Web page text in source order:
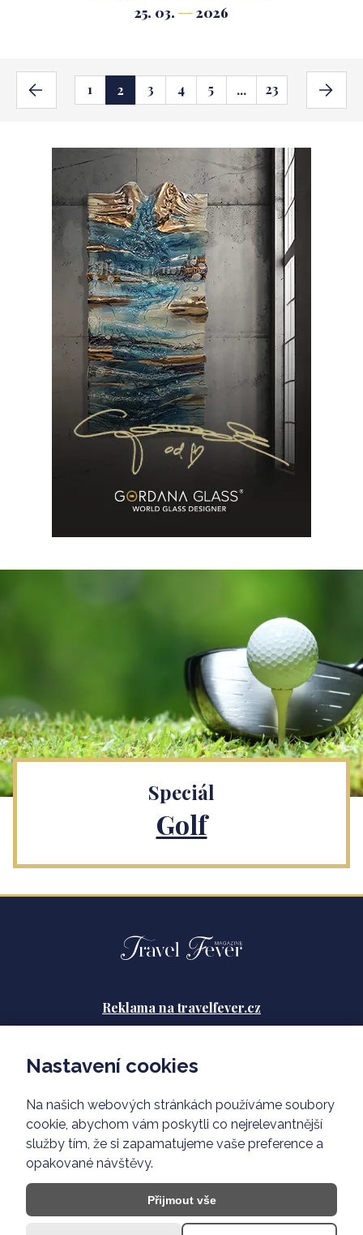
25. 03. 2026
1 2 3 4 5 ... 23
Speciál
Golf
Reklama na travelfever.cz
O nás
Nastavení cookies
Na našich webových stránkách používáme soubory
cookie, abychom vám poskytli co nejrelevantnější
služby tím, že si zapamatujeme vaše preference a
opakované návštěvy.
Přijmout vše